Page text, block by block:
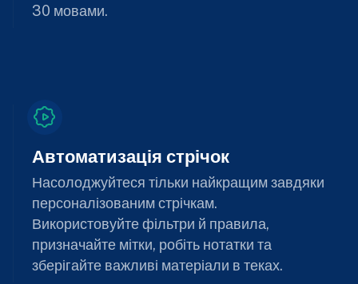
30 мовами.
Автоматизація стрічок
Насолоджуйтеся тільки найкращим завдяки
персоналізованим стрічкам.
Використовуйте фільтри й правила,
призначайте мітки, робіть нотатки та
зберігайте важливі матеріали в теках.